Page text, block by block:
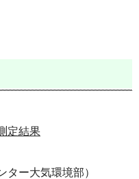
定結果
ター大気環境部）